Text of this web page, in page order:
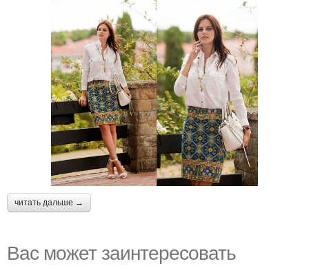
читать дальше →
Вас может заинтересовать